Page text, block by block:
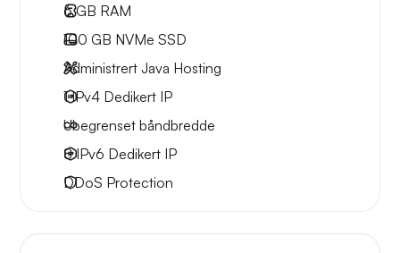
6 GB RAM
100 GB NVMe SSD
Administrert Java Hosting
1 IPv4 Dedikert IP
Ubegrenset båndbredde
8 IPv6 Dedikert IP
DDoS Protection